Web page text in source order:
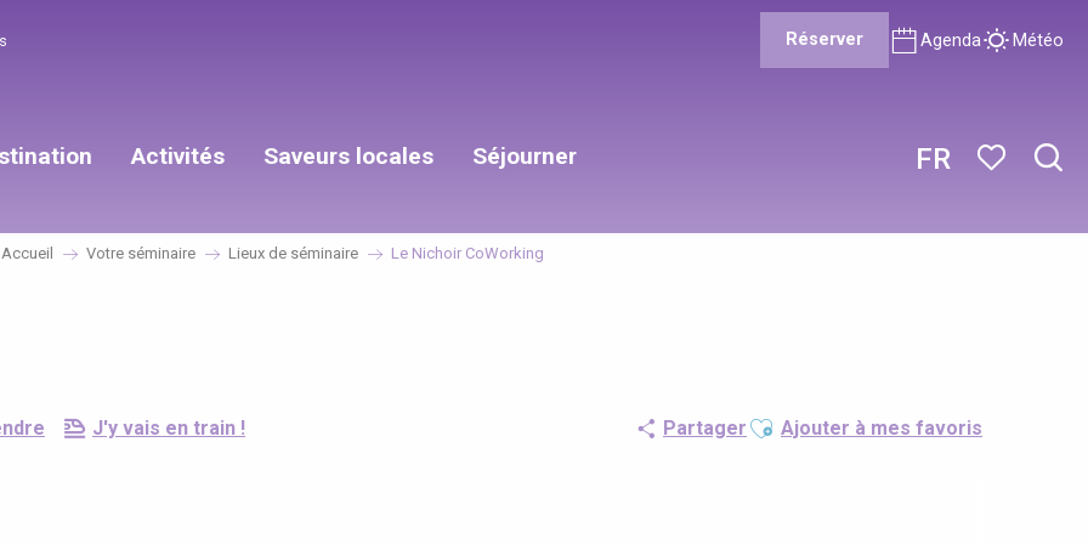
FR
Réserver Agenda Météo
Activités Saveurs locales Séjourner
Accueil Votre séminaire Lieux de séminaire Le Nichoir CoWorking
J'y vais en train ! Partager Ajouter aux favoris
Ajouter à mes favoris